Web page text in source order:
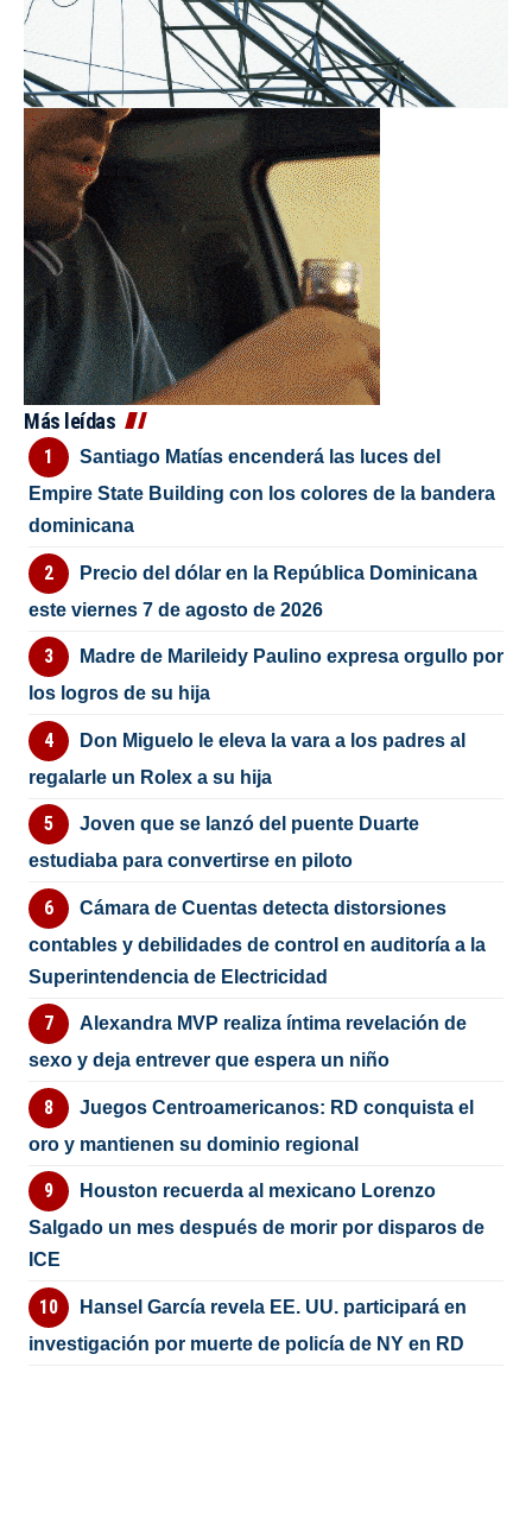
Más leídas
Santiago Matías encenderá las luces del
Empire State Building con los colores de la bandera
dominicana
Precio del dólar en la República Dominicana
este viernes 7 de agosto de 2026
Madre de Marileidy Paulino expresa orgullo por
los logros de su hija
Don Miguelo le eleva la vara a los padres al
regalarle un Rolex a su hija
Joven que se lanzó del puente Duarte
estudiaba para convertirse en piloto
Cámara de Cuentas detecta distorsiones
contables y debilidades de control en auditoría a la
Superintendencia de Electricidad
Alexandra MVP realiza íntima revelación de
sexo y deja entrever que espera un niño
Juegos Centroamericanos: RD conquista el
oro y mantienen su dominio regional
Houston recuerda al mexicano Lorenzo
Salgado un mes después de morir por disparos de
ICE
Hansel García revela EE. UU. participará en
investigación por muerte de policía de NY en RD